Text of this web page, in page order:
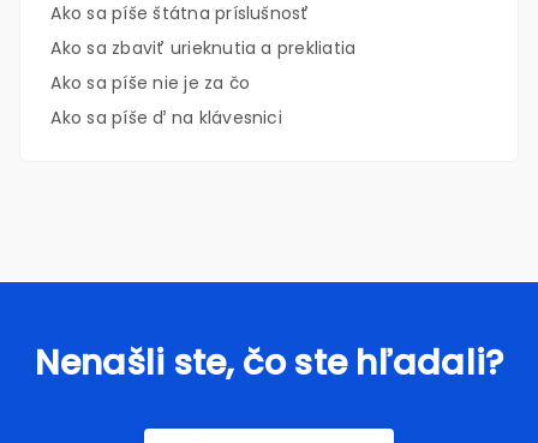
Ako sa píše štátna príslušnosť
Ako sa zbaviť urieknutia a prekliatia
Ako sa píše nie je za čo
Ako sa píše ď na klávesnici
Nenašli ste, čo ste hľadali?